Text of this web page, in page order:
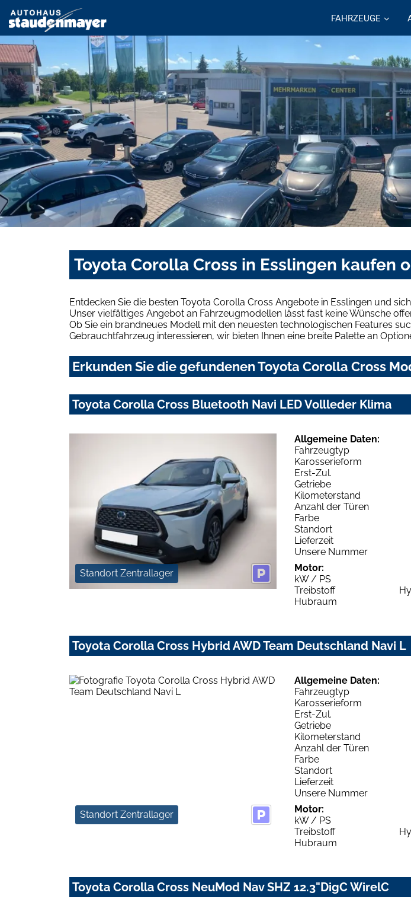
FAHRZEUGE
Toyota Corolla Cross in Esslingen kaufen
Entdecken Sie die besten Toyota Corolla Cross Angebote in Esslingen und
Unser vielfältiges Angebot an Fahrzeugmodellen lässt fast keine Wünsche
Ob Sie ein brandneues Modell mit den neuesten technologischen Features
Gebrauchtfahrzeug interessieren, wir bieten Ihnen eine breite Palette an
Erkunden Sie die gefundenen Toyota Corolla Cross
Toyota Corolla Cross Bluetooth Navi LED Vollleder Klima
Standort Zentrallager
Allgemeine Daten:
Fahrzeugtyp
Karosserieform
Erst-Zul.
Getriebe
Kilometerstand
Anzahl der Türen
Farbe
Standort
Lieferzeit
Unsere Nummer
Motor:
kW / PS
Treibstoff
Hubraum
Toyota Corolla Cross Hybrid AWD Team Deutschland Navi L
Standort Zentrallager
Allgemeine Daten:
Fahrzeugtyp
Karosserieform
Erst-Zul.
Getriebe
Kilometerstand
Anzahl der Türen
Farbe
Standort
Lieferzeit
Unsere Nummer
Motor:
kW / PS
Treibstoff
Hubraum
Toyota Corolla Cross NeuMod Nav SHZ 12.3"DigC WirelC